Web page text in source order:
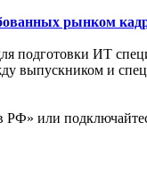
рынком
подготовки ИТ
выпускником и
или